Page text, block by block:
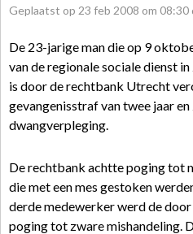
Geplaatst op 23 feb 2008 om 08:30
De 23-jarige man die op 9
van de regionale sociale dienst
is door de rechtbank Utrecht
gevangenisstraf van twee jaar
dwangverpleging.
De rechtbank achtte poging tot
die met een mes gestoken
derde medewerker werd de
poging tot zware mishandeling.